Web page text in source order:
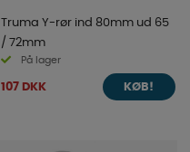
Truma Y-rør ind 80mm ud 65
/ 72mm
På lager
107 DKK KØB!